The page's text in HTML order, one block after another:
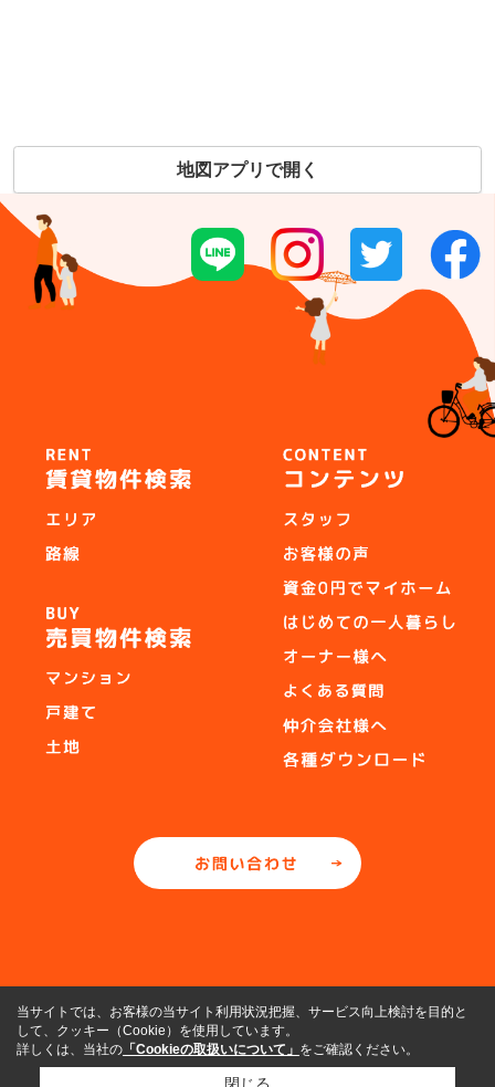
地図アプリで開く
当サイトでは、お客様の当サイト利用状況把握、サービス向上検討を目的と
して、クッキー（Cookie）を使用しています。
詳しくは、当社の 「Cookieの取扱いについて」 をご確認ください。